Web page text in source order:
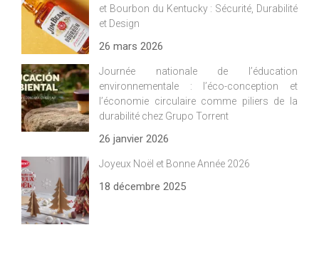
et Bourbon du Kentucky : Sécurité, Durabilité
et Design
26 mars 2026
Journée nationale de l’éducation
environnementale : l’éco-conception et
l’économie circulaire comme piliers de la
durabilité chez Grupo Torrent
26 janvier 2026
Joyeux Noël et Bonne Année 2026
18 décembre 2025